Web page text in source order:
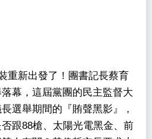
重新出發了！團書記長蔡育
幕，這屆黨團的民主監督大
選舉期間的『賄聲黑影』，
跟88槍、太陽光電黑金、前